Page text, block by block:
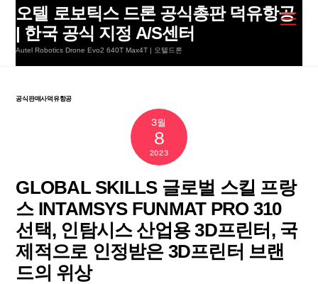
Skip
content
오텔 로보틱스 드론 공식총판 덕유항공
| 한국 공식 지정 A/S센터
Autel Robotics Drone Evo2 640T Max4T | 오텔드론
공식판매사덕유항공
3월
8
2023
GLOBAL SKILLS 글로벌 스킬 프랑
스 INTAMSYS FUNMAT PRO 310
선택, 인탐시스 산업용 3D프린터, 국
제적으로 인정받은 3D프린터 브랜
드의 위상